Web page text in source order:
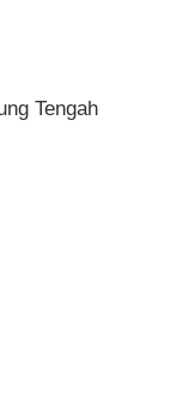
Tengah